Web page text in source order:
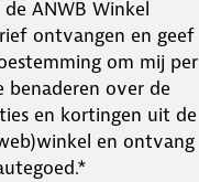
ANWB Winkel
ontvangen en geef
om mij per
benaderen over de
en kortingen uit de
en ontvang